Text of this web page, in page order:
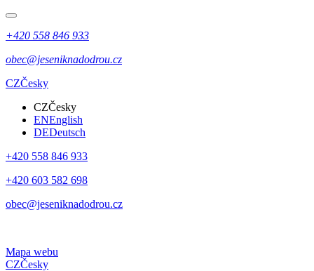
+420 558 846 933
obec@jeseniknadodrou.cz
CZČesky
CZČesky
ENEnglish
DEDeutsch
+420 558 846 933
+420 603 582 698
obec@jeseniknadodrou.cz
Mapa webu
CZČesky